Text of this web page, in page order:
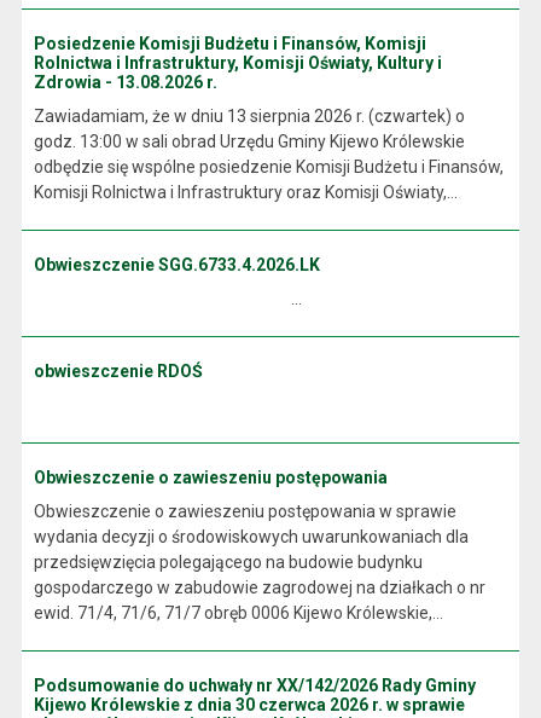
Posiedzenie Komisji Budżetu i Finansów, Komisji
Rolnictwa i Infrastruktury, Komisji Oświaty, Kultury i
Zdrowia - 13.08.2026 r.
Zawiadamiam, że w dniu 13 sierpnia 2026 r. (czwartek) o
godz. 13:00 w sali obrad Urzędu Gminy Kijewo Królewskie
odbędzie się wspólne posiedzenie Komisji Budżetu i Finansów,
Komisji Rolnictwa i Infrastruktury oraz Komisji Oświaty,...
Obwieszczenie SGG.6733.4.2026.LK
obwieszczenie RDOŚ
Obwieszczenie o zawieszeniu postępowania
Obwieszczenie o zawieszeniu postępowania w sprawie
wydania decyzji o środowiskowych uwarunkowaniach dla
przedsięwzięcia polegającego na budowie budynku
gospodarczego w zabudowie zagrodowej na działkach o nr
ewid. 71/4, 71/6, 71/7 obręb 0006 Kijewo Królewskie,...
Podsumowanie do uchwały nr XX/142/2026 Rady Gminy
Kijewo Królewskie z dnia 30 czerwca 2026 r. w sprawie